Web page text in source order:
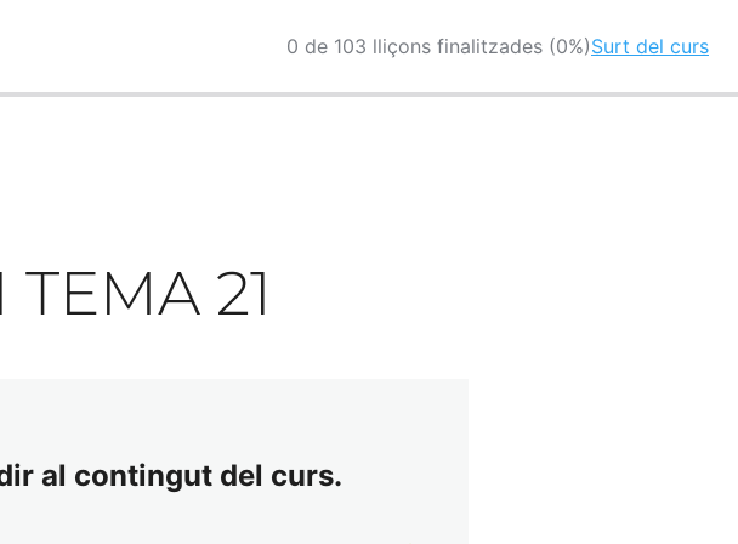
0 de 103 lliçons finalitzades (0%)Surt del curs
21
al contingut del curs.